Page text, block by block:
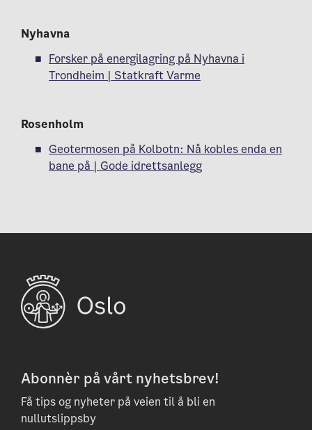
Nyhavna
Forsker på energilagring på Nyhavna i
Trondheim | Statkraft Varme
Rosenholm
Geotermosen på Kolbotn: Nå kobles enda en
bane på | Gode idrettsanlegg
Abonnèr på vårt nyhetsbrev!
Få tips og nyheter på veien til å bli en
nullutslippsby